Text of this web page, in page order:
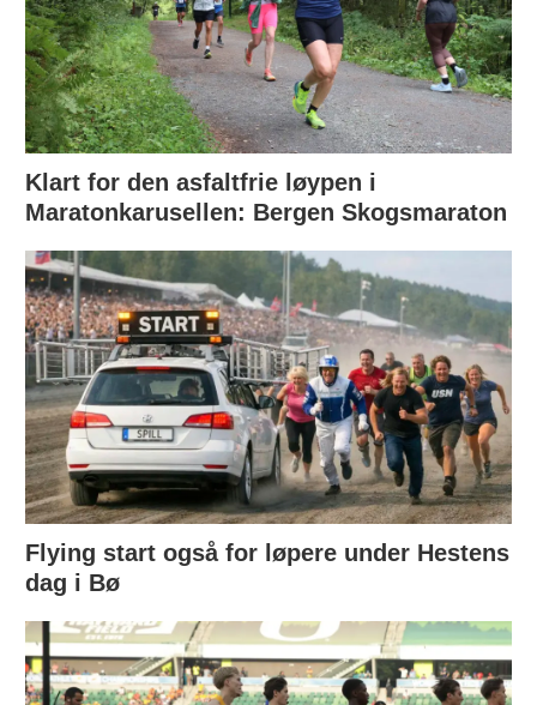
Klart for den asfaltfrie løypen i
Maratonkarusellen: Bergen Skogsmaraton
Flying start også for løpere under Hestens
dag i Bø